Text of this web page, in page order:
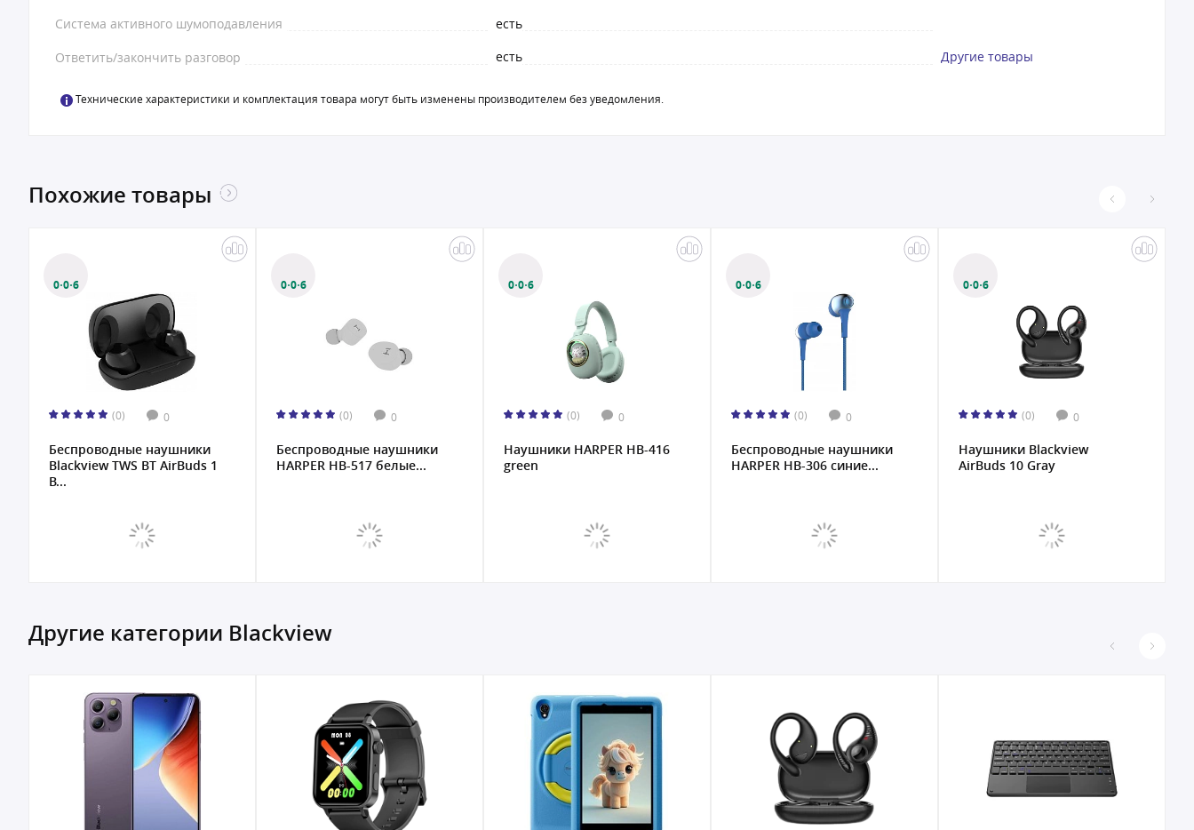
Система активного шумоподавления
есть
Ответить/закончить разговор
есть Другие товары
Технические характеристики и комплектация товара могут быть изменены производителем без уведомления.
Похожие товары
0·0·6
(0) 0
Беспроводные наушники
Blackview TWS BT AirBuds 1
B...
0·0·6
(0) 0
Беспроводные наушники
HARPER HB-517 белые...
0·0·6
(0) 0
Наушники HARPER HB-416
green
0·0·6
(0) 0
Беспроводные наушники
HARPER HB-306 синие...
0·0·6
(0) 0
Наушники Blackview
AirBuds 10 Gray
Другие категории Blackview